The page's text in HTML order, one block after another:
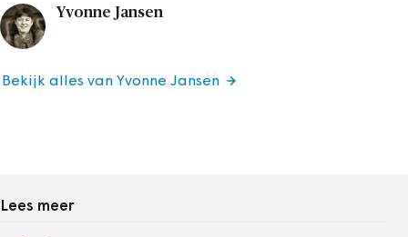
Yvonne Jansen
Bekijk alles van Yvonne Jansen
Lees meer